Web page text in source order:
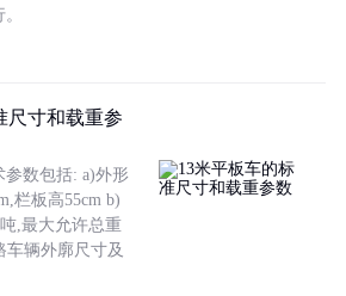
尺寸和载重参
参数包括: a)外形
栏板高55cm b)
,最大允许总重
车辆外廓尺寸及